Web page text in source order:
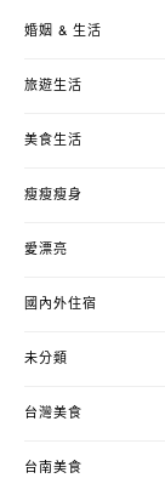
婚姻 & 生活
旅遊生活
美食生活
瘦瘦瘦身
愛漂亮
國內外住宿
未分類
台灣美食
台南美食